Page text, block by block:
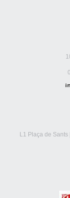
L1 Plaça de